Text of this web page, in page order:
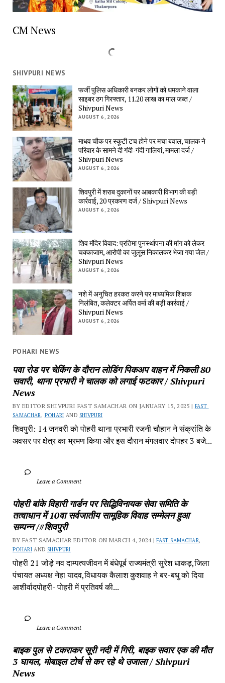
CM News
SHIVPURI NEWS
फर्जी पुलिस अधिकारी बनकर लोगों को धमकाने वाला
साइबर ठग गिरफ्तार, 11.20 लाख का माल जब्त /
Shivpuri News
AUGUST 6, 2026
माधव चौक पर स्कूटी टच होने पर मचा बवाल, चालक ने
परिवार के सामने दी गंदी-गंदी गालियां, मामला दर्ज /
Shivpuri News
AUGUST 6, 2026
शिवपुरी में शराब दुकानों पर आबकारी विभाग की बड़ी
कार्रवाई, 20 प्रकरण दर्ज / Shivpuri News
AUGUST 6, 2026
शिव मंदिर विवाद: प्रतिमा पुनर्स्थापना की मांग को लेकर
चक्काजाम, आरोपी का जुलूस निकालकर भेजा गया जेल /
Shivpuri News
AUGUST 6, 2026
नशे में अनुचित हरकत करने पर माध्यमिक शिक्षक
निलंबित, कलेक्टर अर्पित वर्मा की बड़ी कार्रवाई /
Shivpuri News
AUGUST 6, 2026
POHARI NEWS
पवा रोड पर चेकिंग के दौरान लोडिंग पिकअप वाहन में निकली 80
सवारी, थाना प्रभारी ने चालक को लगाई फटकार / Shivpuri
News
BY EDITOR SHIVPURI FAST SAMACHAR ON JANUARY 15, 2025 | FAST
SAMACHAR , POHARI AND SHIVPURI
शिवपुरी: 14 जनवरी को पोहरी थाना प्रभारी रजनी चौहान ने संक्रांति के
अवसर पर क्षेत्र का भ्रमण किया और इस दौरान मंगलवार दोपहर 3 बजे...
		Leave a Comment
पोहरी बांके विहारी गार्डन पर सिद्धिविनायक सेवा समिति के
तत्वाधान में 10वा सर्वजातीय सामूहिक विवाह सम्मेलन हुआ
सम्पन्न /#शिवपुरी
BY FAST SAMACHAR EDITOR ON MARCH 4, 2024 | FAST SAMACHAR
POHARI AND SHIVPURI
पोहरी 21 जोड़े नव दाम्पत्यजीवन में बंधेपूर्ब राज्यमंत्री सुरेश धाकड़,जिला
पंचायत अध्यक्ष नेहा यादव,विधायक कैलाश कुशवाह ने बर-बधु को दिया
आशीर्वादपोहरी- पोहरी में प्रतिवर्ष की...
		Leave a Comment
बाइक पुल से टकराकर सूरी नदी में गिरी, बाइक सवार एक की मौत
3 घायल, मोबाइल टोर्च से कर रहे थे उजाला / Shivpuri
News